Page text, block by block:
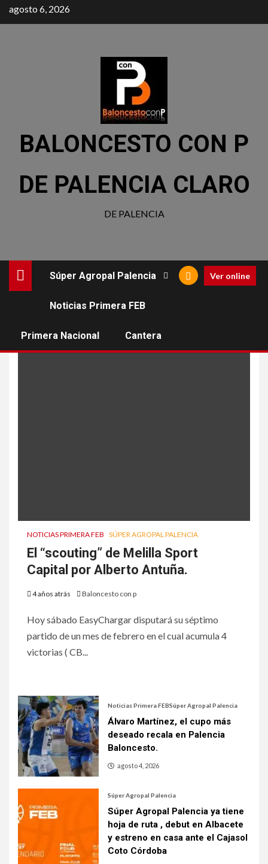
agosto 6, 2026
BALONCESTO CON P
DE PALENCIA CLARO
DE PALENCIA
Súper Agropal Palencia
Noticias Primera FEB
Primera Nacional Cantera
Ver online
NOTICIAS PRIMERA FEB SÚPER AGROPAL PALENCIA
El “scouting” de Melilla Sport
Capital por Alberto Antuña.
4 años atrás Baloncesto con p
Hoy sábado EasyChargar disputará su séptimo
partido de un mes de febrero en el cual acumula 4
victorias ( CB...
Noticias Primera FEBSúper Agropal Palencia
Álvaro Martínez, el cupo más
deseado recala en Palencia
Baloncesto.
agosto 4, 2026
Súper Agropal Palencia
Súper Agropal Palencia ya tiene
hoja de ruta , debut en Albacete
y estreno en casa ante el Cajasol
Coto Córdoba